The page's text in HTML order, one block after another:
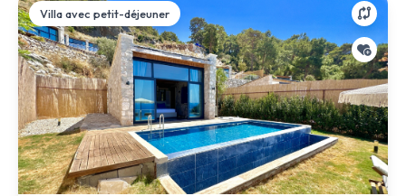
Villa avec petit-déjeuner